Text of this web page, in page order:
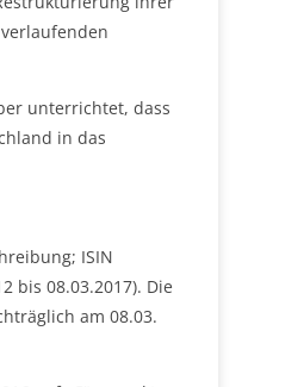
unterrichtet, dass
in das
ISIN
bis 08.03.2017). Die
am 08.03.